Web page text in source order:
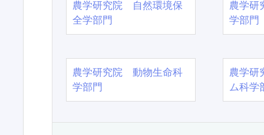
農学研究院 自然環境保
全学部門
農学
学部門
農学研究院 動物生命科
学部門
農学
ム科学